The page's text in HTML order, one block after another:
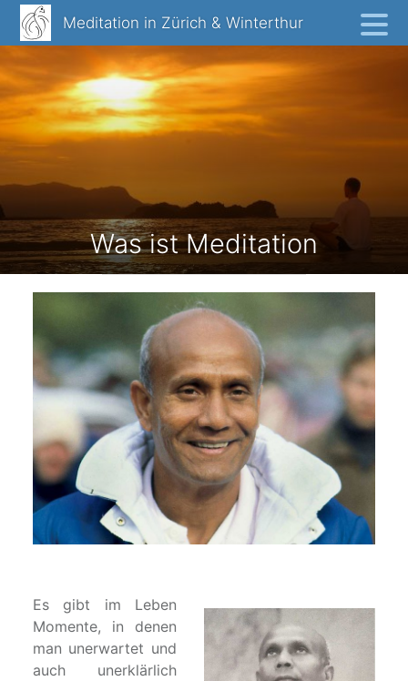
Zum
Inhalt
springen
Meditation in Zürich & Winterthur
Was ist Meditation
Es gibt im Leben
Momente, in denen
man unerwartet und
auch unerklärlich